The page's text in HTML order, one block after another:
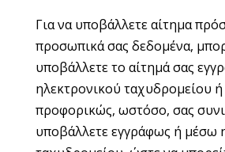
Για να υποβάλλετε αίτημα
προσωπικά σας δεδομένα,
υποβάλλετε το αίτημά σας
ηλεκτρονικού ταχυδρομείου
προφορικώς, ωστόσο, σας
υποβάλλετε εγγράφως ή μέσω